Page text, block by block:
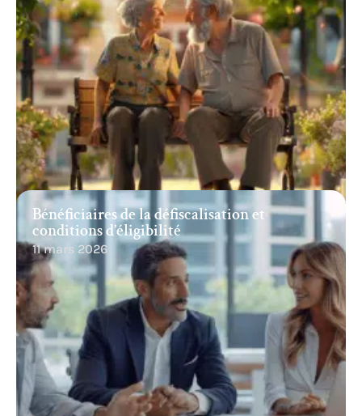
Bénéficiaires de la défiscalisation et
conditions d’éligibilité
11 mars 2026